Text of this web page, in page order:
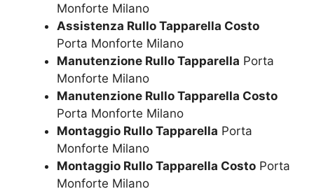
Monforte Milano
Assistenza Rullo Tapparella Costo
Porta Monforte Milano
Manutenzione Rullo Tapparella Porta
Monforte Milano
Manutenzione Rullo Tapparella Costo
Porta Monforte Milano
Montaggio Rullo Tapparella Porta
Monforte Milano
Montaggio Rullo Tapparella Costo Porta
Monforte Milano